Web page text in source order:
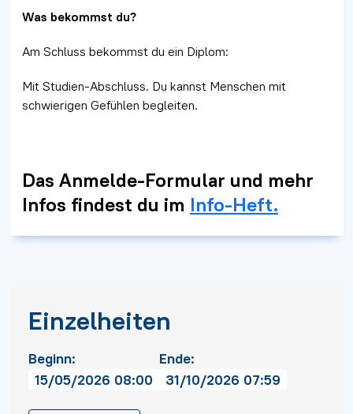
Was bekommst du?
Am Schluss bekommst du ein Diplom:
Mit Studien-Abschluss. Du kannst Menschen mit
schwierigen Gefühlen begleiten.
Das Anmelde-Formular und mehr
Infos findest du im Info-Heft.
Einzelheiten
Beginn:
15/05/2026 08:00
Ende:
31/10/2026 07:59